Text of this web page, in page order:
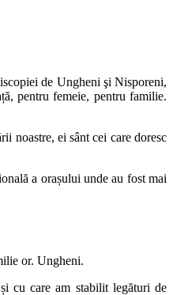
de Ungheni şi Nisporeni,
pentru femeie, pentru familie.
noastre, ei sânt cei care doresc
a orașului unde au fost mai
or. Ungheni.
cu care am stabilit legături de